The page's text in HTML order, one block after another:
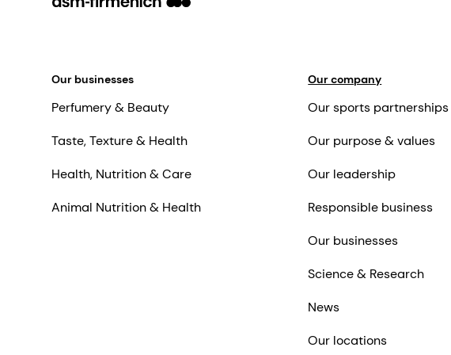
Our businesses
Perfumery & Beauty
Taste, Texture & Health
Health, Nutrition & Care
Animal Nutrition & Health
Our company
Our sports partnerships
Our purpose & values
Our leadership
Responsible business
Our businesses
Science & Research
News
Our locations